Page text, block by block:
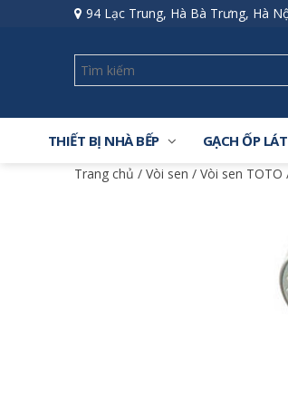
94 Lạc Trung, Hà Bà Trưng, Hà
THIẾT BỊ NHÀ BẾP GẠCH ỐP LÁT
Trang chủ / Vòi sen / Vòi sen TOTO